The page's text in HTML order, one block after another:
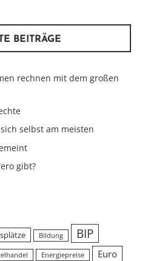
BEITRÄGE
rechnen mit dem großen
selbst am meisten
gibt?
Bildung
BIP
Energiepreise Euro